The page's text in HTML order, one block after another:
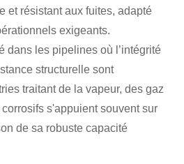
et résistant aux fuites, adapté
exigeants.
dans les pipelines où l’intégrité
structurelle sont
traitant de la vapeur, des gaz
s'appuient souvent sur
de sa robuste capacité